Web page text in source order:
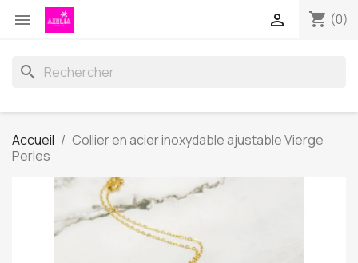
 shopping_cart (0)

search
Accueil
Collier en acier inoxydable ajustable Vierge
Perles